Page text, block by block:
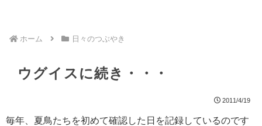
ホーム 日々のつぶやき
ウグイスに続き・・・
2011/4/19
毎年、夏鳥たちを初めて確認した日を記録しているのです